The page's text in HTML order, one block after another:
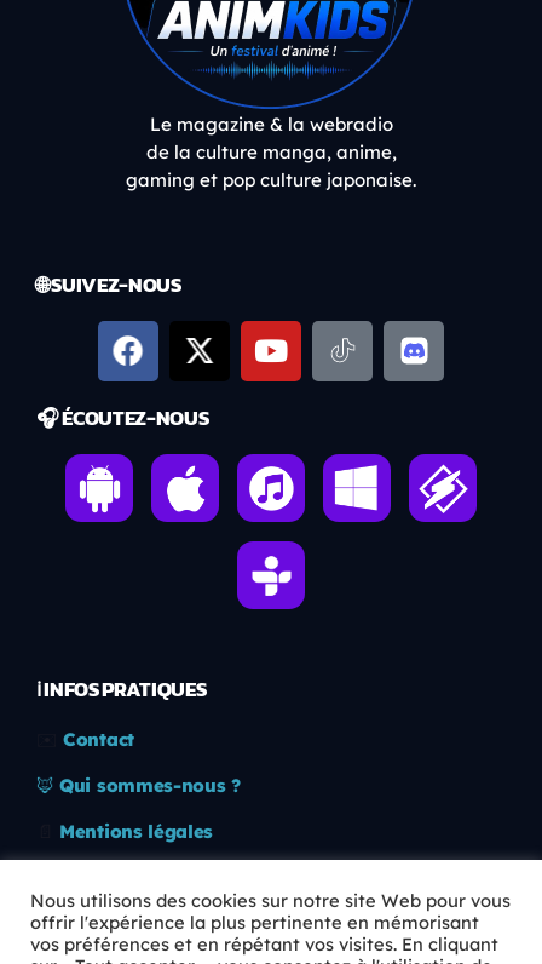
Le magazine & la webradio
de la culture manga, anime,
gaming et pop culture japonaise.
🌐 SUIVEZ-NOUS
🎧 ÉCOUTEZ-NOUS
ℹ️ INFOS PRATIQUES
Contact
🦊 Qui sommes-nous ?
Mentions légales
🛡️ RGPD
Nous utilisons des cookies sur notre site Web pour vous
offrir l'expérience la plus pertinente en mémorisant
vos préférences et en répétant vos visites. En cliquant